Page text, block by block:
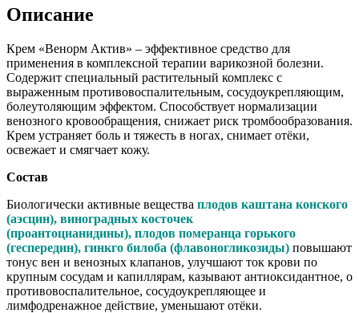
Описание
Крем «Венорм Актив» – эффективное средство для
применения в комплексной терапии варикозной болезни.
Содержит специальный растительный комплекс с
выраженным противовоспалительным, сосудоукрепляющим,
болеутоляющим эффектом. Способствует нормализации
венозного кровообращения, снижает риск тромбообразования.
Крем устраняет боль и тяжесть в ногах, снимает отёки,
освежает и смягчает кожу.
Состав
Биологически активные вещества плодов каштана конского
(аэсцин), виноградных косточек
(проантоцианидины), плодов померанца горького
(геспередин), гинкго билоба (флавоногликозиды) повышают
тонус вен и венозных клапанов, улучшают ток крови по
крупным сосудам и капиллярам, казывают антиоксидантное, о
противовоспалительное, сосудоукрепляющее и
лимфодренажное действие, уменьшают отёки.